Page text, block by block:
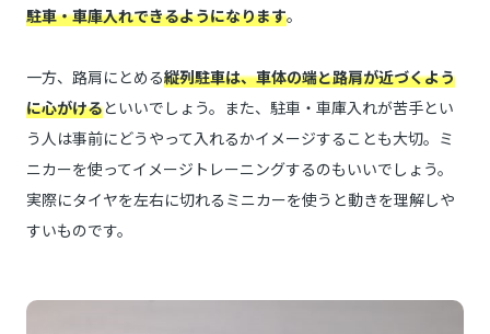
駐車・車庫入れできるようになります。
一方、路肩にとめる縦列駐車は、車体の端と路肩が近づくよう
に心がけるといいでしょう。また、駐車・車庫入れが苦手とい
う人は事前にどうやって入れるかイメージすることも大切。ミ
ニカーを使ってイメージトレーニングするのもいいでしょう。
実際にタイヤを左右に切れるミニカーを使うと動きを理解しや
すいものです。